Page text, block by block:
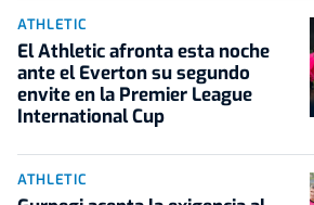
ATHLETIC
El Athletic afronta esta noche
ante el Everton su segundo
envite en la Premier League
International Cup
ATHLETIC